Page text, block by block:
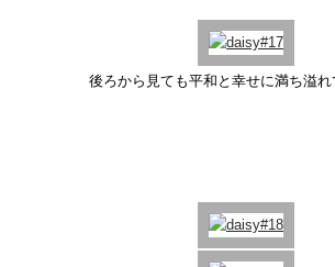
後ろから見ても平和と幸せに満ち溢れ